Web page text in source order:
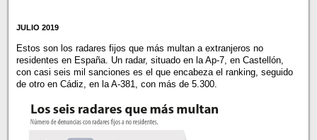
JULIO 2019
Estos son los radares fijos que más multan a extranjeros no
residentes en España. Un radar, situado en la Ap-7, en Castellón,
con casi seis mil sanciones es el que encabeza el ranking, seguido
de otro en Cádiz, en la A-381, con más de 5.300.